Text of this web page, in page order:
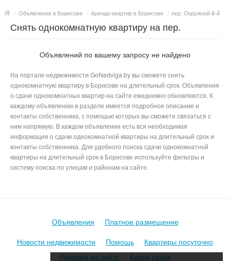
/ Объявления в Борисове / Аренда квартир в Борисове / пер. Окружной 8-й
Снять однокомнатную квартиру на пер.
Объявлений по вашему запросу не найдено
На портале недвижимости GoNedviga.by вы сможете снять
однокомнатную квартиру в Борисове на длительный срок. Объявления
о сдаче однокомнатных квартир на сайте ежедневно обновляются. К
каждому объявлению в разделе имеется подробное описание и
контакты собственника, с помощью которых вы сможете связаться с
ним напрямую. В каждом объявлении есть вся необходимая
информация о сдачи однокомнатной квартиры на длительный срок и
контакты собственника. Для удобного поиска сдачи однокомнатной
квартиры на длительный срок в Борисове используйте фильтры и
систему поиска по улицам и районам на сайте.
Объявления
Платное размещение
Новости недвижимости
Помощь
Квартиры посуточно
Реклама на сайте
Карта сайта